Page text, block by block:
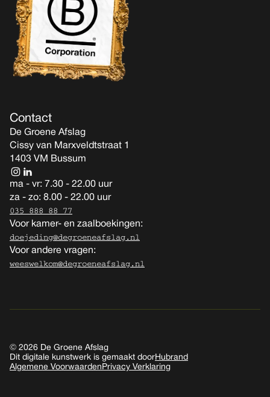
Contact
De Groene Afslag
Cissy van Marxveldtstraat 1
1403 VM Bussum
ma - vr: 7.30 - 22.00 uur
za - zo: 8.00 - 22.00 uur
035 888 88 77
Voor kamer- en zaalboekingen:
doejeding@degroeneafslag.nl
Voor andere vragen:
weeswelkom@degroeneafslag.nl
© 2026 De Groene Afslag
Dit digitale kunstwerk is gemaakt doorHubrand
Algemene Voorwaarden Privacy Verklaring